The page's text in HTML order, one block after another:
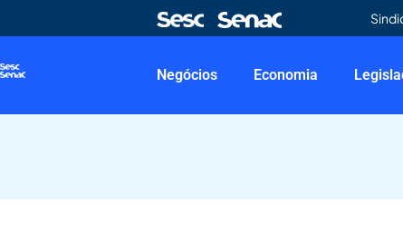
Negócios Economia